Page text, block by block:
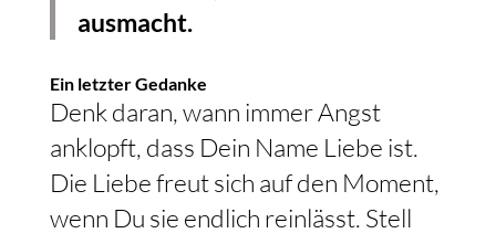
ausmacht.
Ein letzter Gedanke
Denk daran, wann immer Angst
anklopft, dass Dein Name Liebe ist.
Die Liebe freut sich auf den Moment,
wenn Du sie endlich reinlässt. Stell